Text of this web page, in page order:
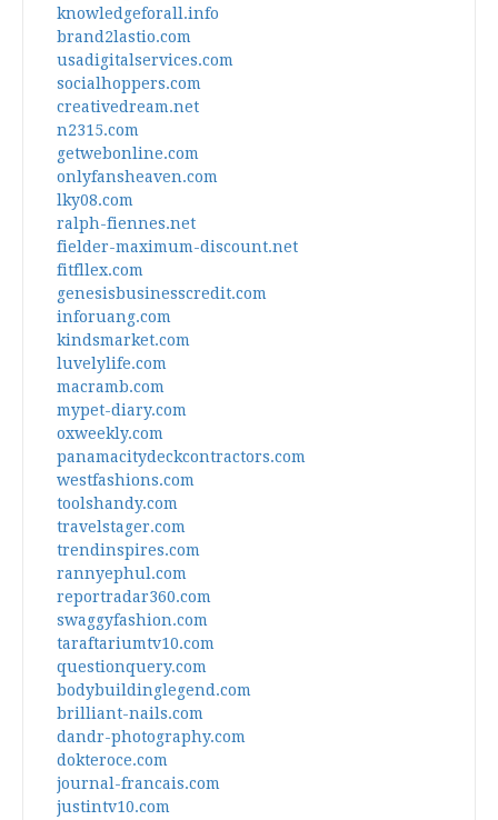
knowledgeforall.info
brand2lastio.com
usadigitalservices.com
socialhoppers.com
creativedream.net
n2315.com
getwebonline.com
onlyfansheaven.com
lky08.com
ralph-fiennes.net
fielder-maximum-discount.net
fitfllex.com
genesisbusinesscredit.com
inforuang.com
kindsmarket.com
luvelylife.com
macramb.com
mypet-diary.com
oxweekly.com
panamacitydeckcontractors.com
westfashions.com
toolshandy.com
travelstager.com
trendinspires.com
rannyephul.com
reportradar360.com
swaggyfashion.com
taraftariumtv10.com
questionquery.com
bodybuildinglegend.com
brilliant-nails.com
dandr-photography.com
dokteroce.com
journal-francais.com
justintv10.com